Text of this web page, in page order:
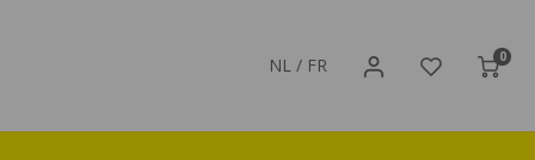
NL / FR 0